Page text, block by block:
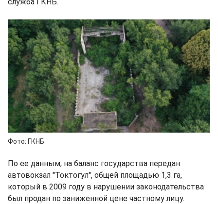
служба ГКНБ.
Фото: ГКНБ
По ее данным, на баланс государства передан
автовокзал "Токтогул", общей площадью 1,3 га,
который в 2009 году в нарушении законодательства
был продан по заниженной цене частному лицу.